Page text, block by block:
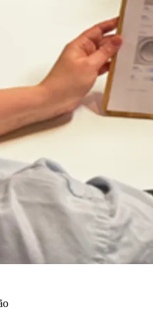
Pirapora do Bom Jesus